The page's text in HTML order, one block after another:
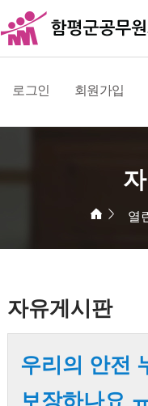
로그인 회원가입
열
자유게시판
우리의 안전
보장하나요